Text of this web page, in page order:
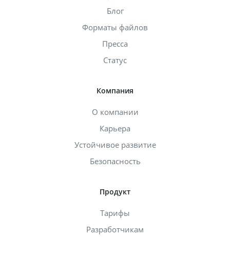
Блог
Форматы файлов
Пресса
Статус
Компания
О компании
Карьера
Устойчивое развитие
Безопасность
Продукт
Тарифы
Разработчикам